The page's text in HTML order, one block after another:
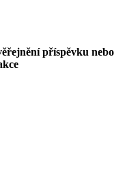
příspěvku nebo